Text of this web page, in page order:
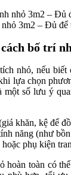
3m2 – Đủ
bố trí
nhỏ, nếu
lựa chọn
một số lưu ý
khăn, kệ để
năng (như
phụ kiện
hoàn toàn có